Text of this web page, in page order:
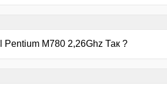
Pentium M780 2,26Ghz Так ?